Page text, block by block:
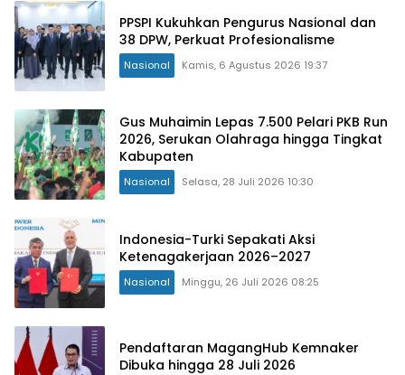
PPSPI Kukuhkan Pengurus Nasional dan
38 DPW, Perkuat Profesionalisme
Nasional Kamis, 6 Agustus 2026 19:37
Gus Muhaimin Lepas 7.500 Pelari PKB Run
2026, Serukan Olahraga hingga Tingkat
Kabupaten
Nasional Selasa, 28 Juli 2026 10:30
Indonesia-Turki Sepakati Aksi
Ketenagakerjaan 2026–2027
Nasional Minggu, 26 Juli 2026 08:25
Pendaftaran MagangHub Kemnaker
Dibuka hingga 28 Juli 2026